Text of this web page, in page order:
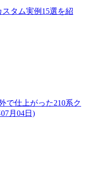
タム実例15選を紹
で仕上がった210系ク
月04日)